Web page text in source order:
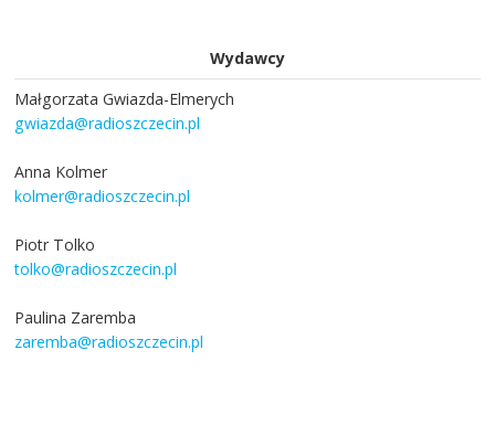
Wydawcy
Małgorzata Gwiazda-Elmerych
gwiazda@radioszczecin.pl
Anna Kolmer
kolmer@radioszczecin.pl
Piotr Tolko
tolko@radioszczecin.pl
Paulina Zaremba
zaremba@radioszczecin.pl